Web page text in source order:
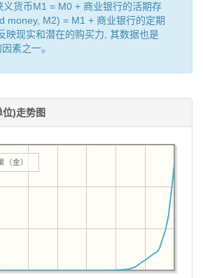
义货币M1 = M0 + 商业银行的活期存
money, M2) = M1 + 商业银行的定期
映现实和潜在的购买力, 其数据也是
素之一。
)走势图
（金）